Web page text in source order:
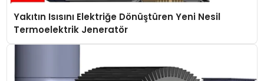
Yakıtın Isısını Elektriğe Dönüştüren Yeni Nesil
Termoelektrik Jeneratör